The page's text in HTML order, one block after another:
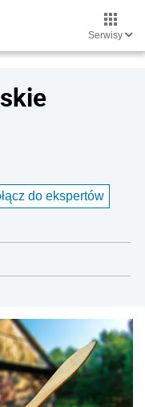
Serwisy
do ekspertów